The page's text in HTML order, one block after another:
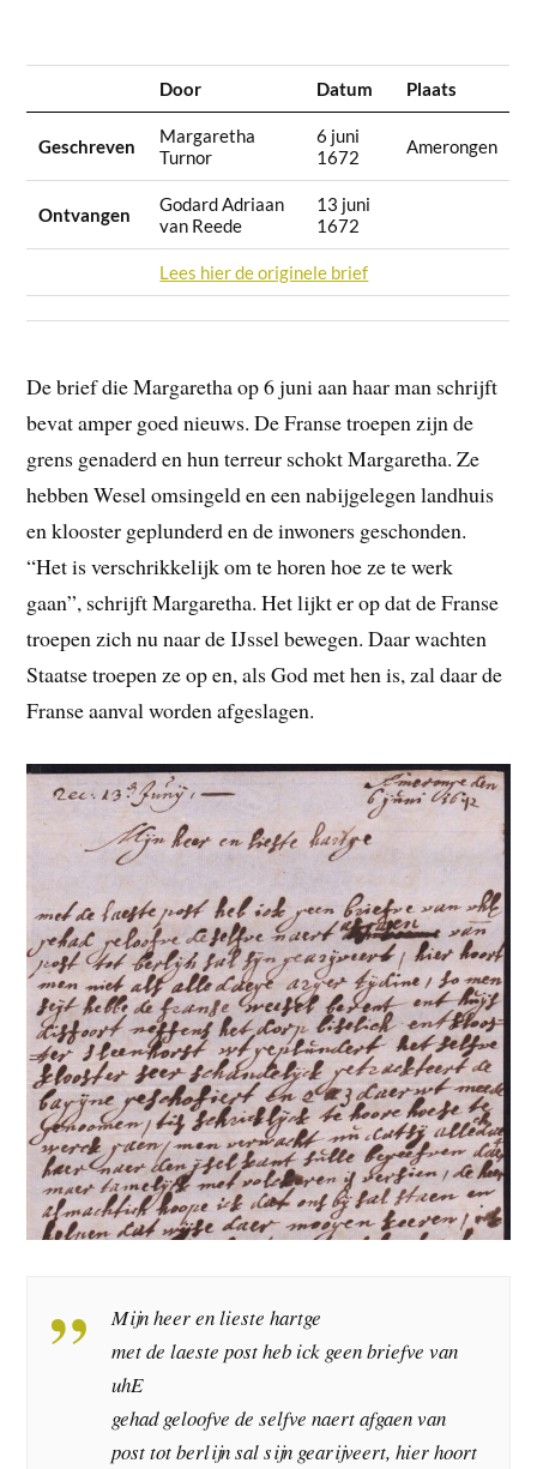
Door Datum Plaats
Geschreven
Margaretha
Turnor
6 juni
1672
Amerongen
Ontvangen
Godard Adriaan
van Reede
13 juni
1672
Lees hier de originele brief
De brief die Margaretha op 6 juni aan haar man schrijft
bevat amper goed nieuws. De Franse troepen zijn de
grens genaderd en hun terreur schokt Margaretha. Ze
hebben Wesel omsingeld en een nabijgelegen landhuis
en klooster geplunderd en de inwoners geschonden.
“Het is verschrikkelijk om te horen hoe ze te werk
gaan”, schrijft Margaretha. Het lijkt er op dat de Franse
troepen zich nu naar de IJssel bewegen. Daar wachten
Staatse troepen ze op en, als God met hen is, zal daar de
Franse aanval worden afgeslagen.
Mijn heer en lieste hartge
met de laeste post heb ick geen briefve van
uhE
gehad geloofve de selfve naert afgaen van
post tot berlijn sal sijn gearijveert, hier hoort